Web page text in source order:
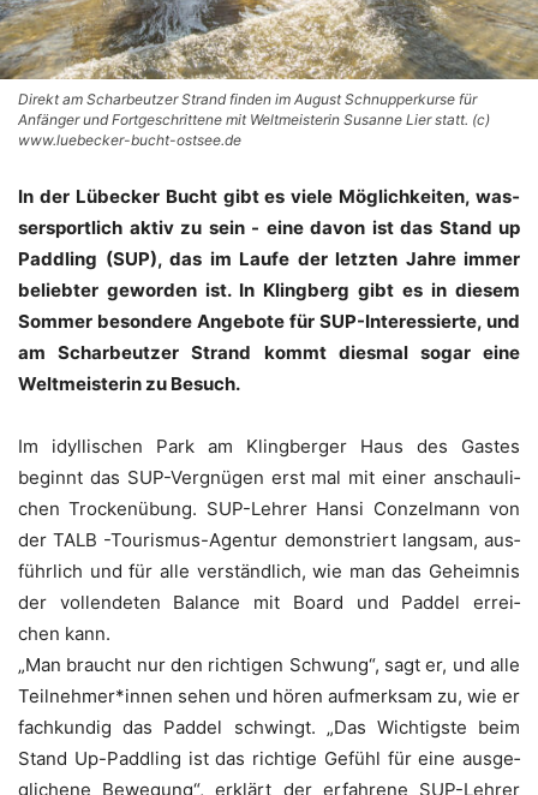
Direkt am Scharbeutzer Strand finden im August Schnupperkurse für
Anfänger und Fortgeschrittene mit Weltmeisterin Susanne Lier statt. (c)
www.luebecker-bucht-ostsee.de
In der Lübe­cker Bucht gibt es vie­le Mög­lich­kei­ten, was­
ser­sport­lich aktiv zu sein - eine davon ist das Stand up
Paddling (SUP), das im Lau­fe der letz­ten Jah­re immer
belieb­ter gewor­den ist. In Kling­berg gibt es in die­sem
Som­mer beson­de­re Ange­bo­te für SUP-Inter­es­sier­te, und
am Schar­beut­zer Strand kommt dies­mal sogar eine
Welt­meis­te­rin zu Besuch.
Im idyl­li­schen Park am Kling­ber­ger Haus des Gas­tes
beginnt das SUP-Ver­gnü­gen erst mal mit einer anschau­li­
chen Tro­cken­übung. SUP-Leh­rer Han­si Con­zel­mann von
der TALB -Tou­ris­mus-Agen­tur demons­triert lang­sam, aus­
führ­lich und für alle ver­ständ­lich, wie man das Geheim­nis
der voll­ende­ten Balan­ce mit Board und Pad­del errei­
chen kann.
„Man braucht nur den rich­ti­gen Schwung“, sagt er, und alle
Teilnehmer*innen sehen und hören auf­merk­sam zu, wie er
fach­kun­dig das Pad­del schwingt. „Das Wich­tigs­te beim
Stand Up-Paddling ist das rich­ti­ge Gefühl für eine aus­ge­
gli­che­ne Bewe­gung“, erklärt der erfah­re­ne SUP-Leh­rer